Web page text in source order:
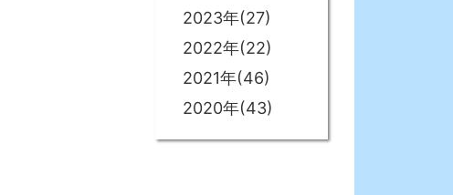
2023年(27)
2022年(22)
2021年(46)
2020年(43)